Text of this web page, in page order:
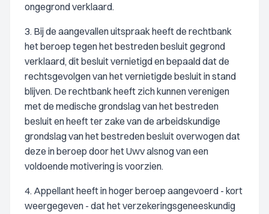
ongegrond verklaard.
3. Bij de aangevallen uitspraak heeft de rechtbank
het beroep tegen het bestreden besluit gegrond
verklaard, dit besluit vernietigd en bepaald dat de
rechtsgevolgen van het vernietigde besluit in stand
blijven. De rechtbank heeft zich kunnen verenigen
met de medische grondslag van het bestreden
besluit en heeft ter zake van de arbeidskundige
grondslag van het bestreden besluit overwogen dat
deze in beroep door het Uwv alsnog van een
voldoende motivering is voorzien.
4. Appellant heeft in hoger beroep aangevoerd - kort
weergegeven - dat het verzekeringsgeneeskundig